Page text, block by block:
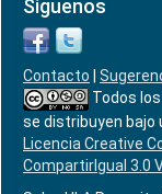
Síguenos
Contacto
Todos
se distribuyen bajo
Licencia Creative
CompartirIgual 3.0